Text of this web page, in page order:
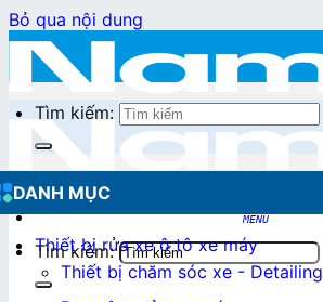
Bỏ qua nội dung
Tìm kiếm:
Tìm kiếm:
DANH MỤC
Thiết bị rửa xe ô tô xe máy
Thiết bị chăm sóc xe - Detailing